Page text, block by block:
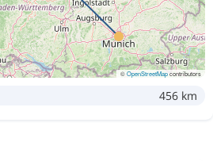
©OpenStreetMapcontributors
456 km